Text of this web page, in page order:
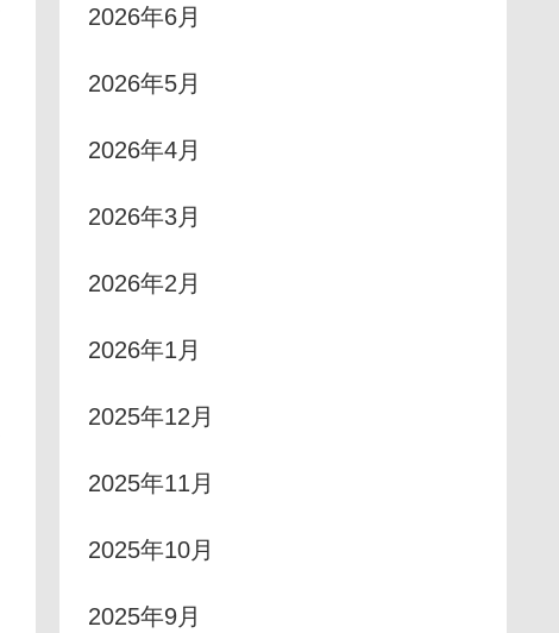
2026年6月
2026年5月
2026年4月
2026年3月
2026年2月
2026年1月
2025年12月
2025年11月
2025年10月
2025年9月